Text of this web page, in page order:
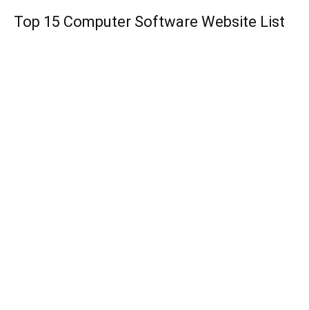
Top 15 Computer Software Website List